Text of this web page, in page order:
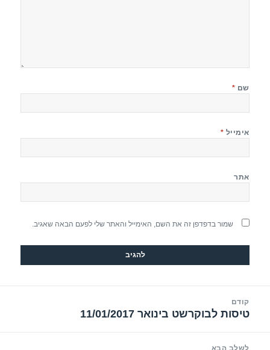
שם *
אימייל *
אתר
שמור בדפדפן זה את השם, האימייל והאתר שלי לפעם הבאה שאגיב.
קודם
הפוסט
טיסות לבוקרשט בינואר 11/01/2017
לשלב הבא